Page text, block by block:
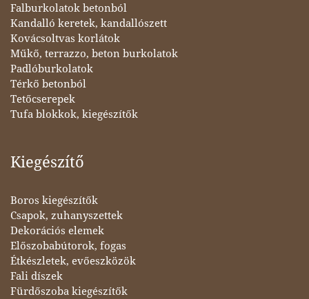
Falburkolatok betonból
Kandalló keretek, kandallószett
Kovácsoltvas korlátok
Műkő, terrazzo, beton burkolatok
Padlóburkolatok
Térkő betonból
Tetőcserepek
Tufa blokkok, kiegészítők
Kiegészítő
Boros kiegészítők
Csapok, zuhanyszettek
Dekorációs elemek
Előszobabútorok, fogas
Étkészletek, evőeszközök
Fali díszek
Fürdőszoba kiegészítők